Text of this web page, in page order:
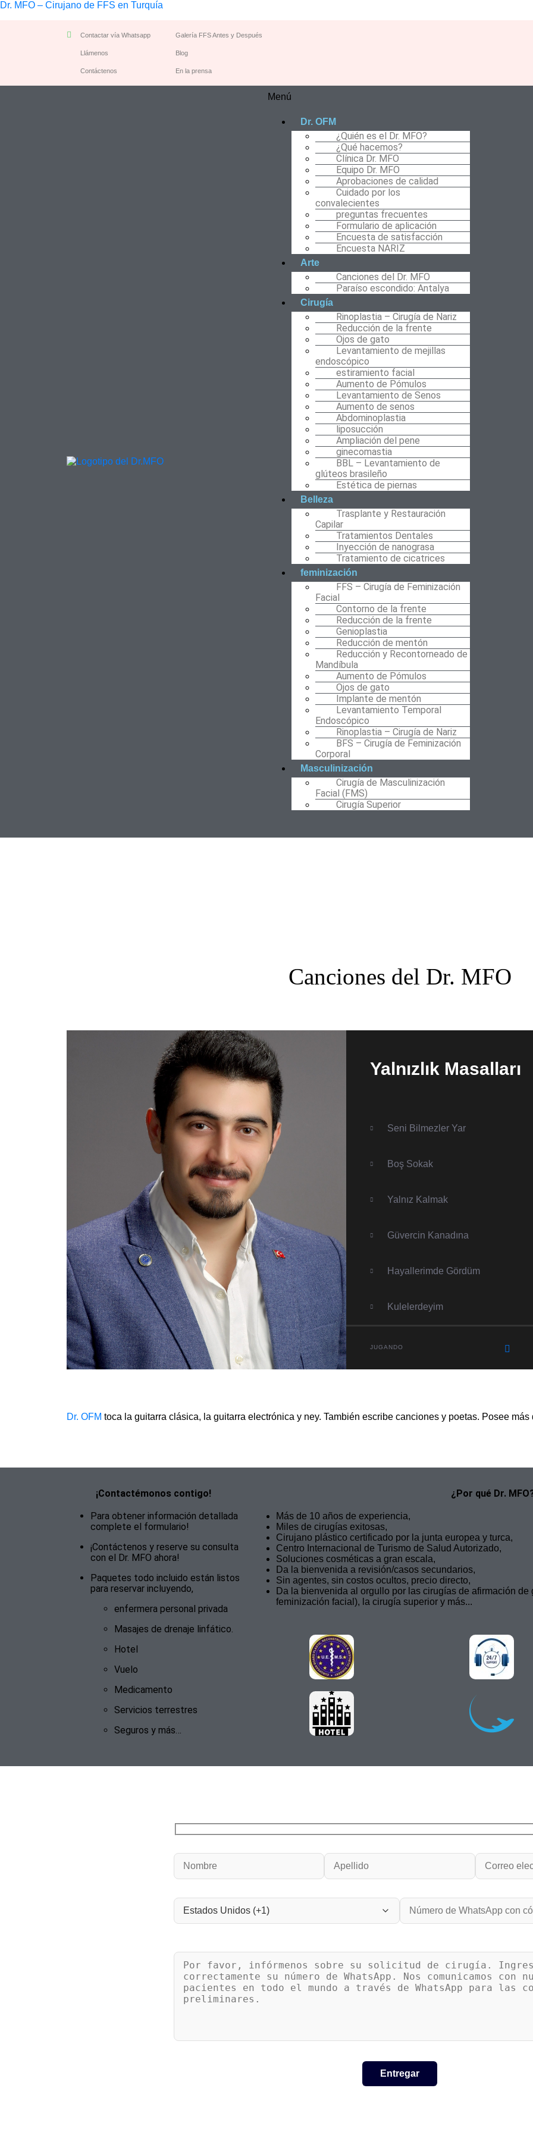
Dr. MFO – Cirujano de FFS en Turquía
Contactar vía Whatsapp
Llámenos
Contáctenos
Galería FFS Antes y Después
Blog
En la prensa
Menú
Dr. OFM
¿Quién es el Dr. MFO?
¿Qué hacemos?
Clínica Dr. MFO
Equipo Dr. MFO
Aprobaciones de calidad
Cuidado por los
convalecientes
preguntas frecuentes
Formulario de aplicación
Encuesta de satisfacción
Encuesta NARIZ
Arte
Canciones del Dr. MFO
Paraíso escondido: Antalya
Cirugía
Rinoplastia – Cirugía de Nariz
Reducción de la frente
Ojos de gato
Levantamiento de mejillas
endoscópico
estiramiento facial
Aumento de Pómulos
Levantamiento de Senos
Aumento de senos
Abdominoplastia
liposucción
Ampliación del pene
ginecomastia
BBL – Levantamiento de
glúteos brasileño
Estética de piernas
Belleza
Trasplante y Restauración
Capilar
Tratamientos Dentales
Inyección de nanograsa
Tratamiento de cicatrices
feminización
FFS – Cirugía de Feminización
Facial
Contorno de la frente
Reducción de la frente
Genioplastia
Reducción de mentón
Reducción y Recontorneado de
Mandíbula
Aumento de Pómulos
Ojos de gato
Implante de mentón
Levantamiento Temporal
Endoscópico
Rinoplastia – Cirugía de Nariz
BFS – Cirugía de Feminización
Corporal
Masculinización
Cirugía de Masculinización
Facial (FMS)
Cirugía Superior
Canciones del Dr. MFO
Yalnızlık Masalları
Seni Bilmezler Yar
Boş Sokak
Yalnız Kalmak
Güvercin Kanadına
Hayallerimde Gördüm
Kulelerdeyim
JUGANDO
Dr. OFM toca la guitarra clásica, la guitarra electrónica y ney. También escribe canciones y poetas. Posee
¡Contactémonos contigo!
Para obtener información detallada
complete el formulario!
¡Contáctenos y reserve su consulta
con el Dr. MFO ahora!
Paquetes todo incluido están listos
para reservar incluyendo,
enfermera personal privada
Masajes de drenaje linfático.
Hotel
Vuelo
Medicamento
Servicios terrestres
Seguros y más…
¿Por qué Dr.
Más de 10 años de experiencia,
Miles de cirugías exitosas,
Cirujano plástico certificado por la junta europea y turca,
Centro Internacional de Turismo de Salud Autorizado,
Soluciones cosméticas a gran escala,
Da la bienvenida a revisión/casos secundarios,
Sin agentes, sin costos ocultos, precio directo,
Da la bienvenida al orgullo por las cirugías de afirmación
feminización facial), la cirugía superior y más...